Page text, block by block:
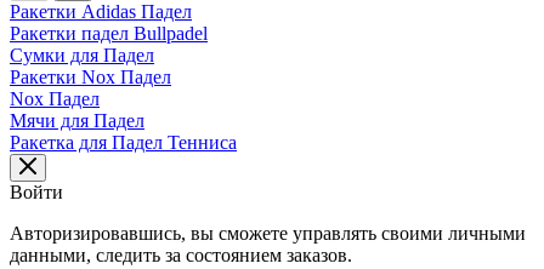
Ракетки Adidas Падел
Ракетки падел Bullpadel
Сумки для Падел
Ракетки Nox Падел
Nox Падел
Мячи для Падел
Ракетка для Падел Тенниса
Войти
Авторизировавшись, вы сможете управлять своими личными
данными, следить за состоянием заказов.